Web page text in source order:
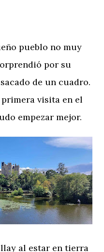
pueblo no muy
por su
de un cuadro.
visita en el
empezar mejor.
al estar en tierra